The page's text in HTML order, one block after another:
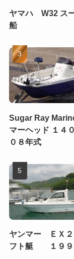
ヤマハ W32 ス
船
Sugar Ray
マーヘッド １
０８年式
ヤンマー ＥＸ
フト艇 １９９